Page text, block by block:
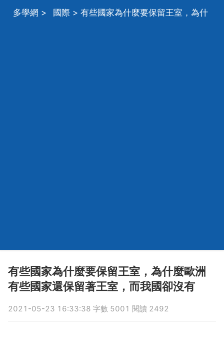
多學網 > 國際 > 有些國家為什麼要保留王室，為什
有些國家為什麼要保留王室，為什麼歐洲
有些國家還保留著王室，而我國卻沒有
2021-05-23 16:33:38 字數 5001 閱讀 2492